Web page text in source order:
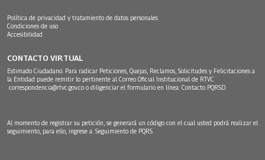
Política de privacidad y tratamiento de datos personales
Condiciones de uso
Accesibilidad
CONTACTO VIRTUAL
Estimado Ciudadano: Para radicar Peticiones, Quejas, Reclamos, Solicitudes y Felicitaciones a
la Entidad puede remitir lo pertinente al Correo Oficial Institucional de RTVC
correspondencia@rtvc.gov.co o diligenciar el formulario en línea: Contacto PQRSD.
Al momento de registrar su petición, se generará un código con el cual usted podrá realizar el
seguimiento, para ello, ingrese a: Seguimiento de PQRS